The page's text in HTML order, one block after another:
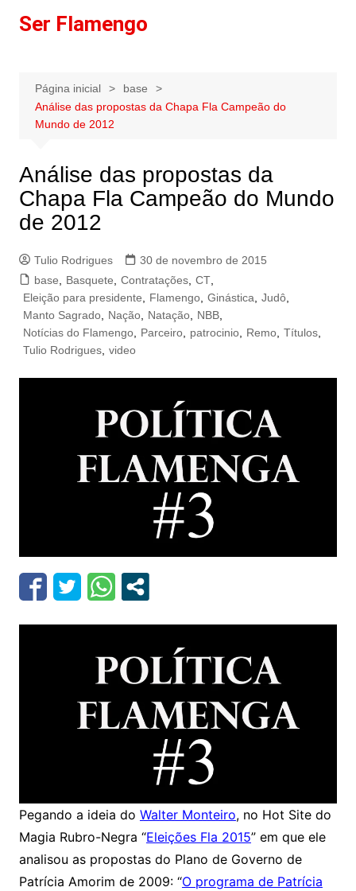
paraSer Flamengo
Página inicial
base
Análise das propostas da Chapa Fla Campeão do
Mundo de 2012
Análise das propostas da
Chapa Fla Campeão do Mundo
de 2012
Tulio Rodrigues
30 de novembro de 2015
base
Basquete Contratações, CT,
Eleição para presidente
Flamengo, Ginástica Judô,
Manto Sagrado, Nação, Natação, NBB,
Notícias do Flamengo, Parceiro, patrocinio, Remo, Títulos,
Tulio Rodrigues, video
Pegando a ideia do Walter Monteiro, no Hot Site do
Magia Rubro-Negra “Eleições Fla 2015” em que ele
analisou as propostas do Plano de Governo de
Patrícia Amorim de 2009: “O programa de Patrícia